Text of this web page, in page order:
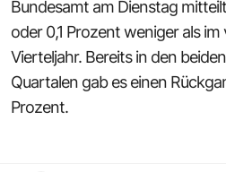
Bundesamt am Dienstag
oder 0,1 Prozent weniger als
Vierteljahr. Bereits in den
Quartalen gab es einen
Prozent.